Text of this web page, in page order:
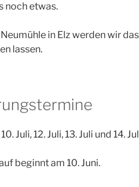
noch etwas.
in Elz werden wir
lassen.
Juli, 12. Juli, 13. Juli und 14.
beginnt am 10. Juni.